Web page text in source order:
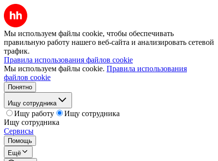
Мы используем файлы cookie, чтобы обеспечивать
правильную работу нашего веб-сайта и анализировать сетевой
трафик.
Правила использования файлов cookie
Мы используем файлы cookie. Правила использования
файлов cookie
Понятно
Ищу сотрудника
Ищу работу
Ищу сотрудника
Ищу сотрудника
Сервисы
Помощь
Ещё